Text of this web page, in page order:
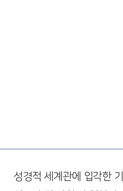
성경적 세계관에 입각한